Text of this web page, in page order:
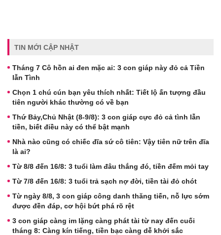
TIN MỚI CẬP NHẬT
Tháng 7 Cô hồn ai đen mặc ai: 3 con giáp này đỏ cả Tiền
lẫn Tình
Chọn 1 chú cún bạn yêu thích nhất: Tiết lộ ấn tượng đầu
tiên người khác thường có về bạn
Thứ Bảy,Chủ Nhật (8-9/8): 3 con giáp cực đỏ cả tình lẫn
tiền, biết điều này có thể bật mạnh
Nhà nào cũng có chiếc đĩa sứ cô tiên: Vậy tiên nữ trên đĩa
là ai?
Từ 8/8 đến 16/8: 3 tuổi làm đâu thắng đó, tiền đếm mỏi tay
Từ 7/8 đến 16/8: 3 tuổi trả sạch nợ đời, tiền tài đỏ chót
Từ ngày 8/8, 3 con giáp công danh thăng tiến, nỗ lực sớm
được đền đáp, cơ hội bứt phá rõ rệt
3 con giáp càng im lặng càng phát tài từ nay đến cuối
tháng 8: Càng kín tiếng, tiền bạc càng dễ khởi sắc